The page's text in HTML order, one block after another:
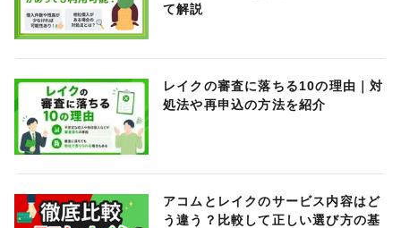
て解説
レイクの審査に落ちる10の理由｜対
処法や再申込の方法を紹介
アコムとレイクのサービス内容はど
う違う？比較して正しい選び方の基